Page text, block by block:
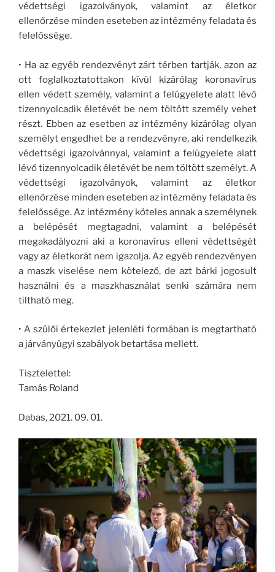
védettségi igazolványok, valamint az életkor
ellenőrzése minden eseteben az intézmény feladata és
felelőssége.
• Ha az egyéb rendezvényt zárt térben tartják, azon az
ott foglalkoztatottakon kívül kizárólag koronavírus
ellen védett személy, valamint a felügyelete alatt lévő
tizennyolcadik életévét be nem töltött személy vehet
részt. Ebben az esetben az intézmény kizárólag olyan
személyt engedhet be a rendezvényre, aki rendelkezik
védettségi igazolvánnyal, valamint a felügyelete alatt
lévő tizennyolcadik életévét be nem töltött személyt. A
védettségi igazolványok, valamint az életkor
ellenőrzése minden eseteben az intézmény feladata és
felelőssége. Az intézmény köteles annak a személynek
a belépését megtagadni, valamint a belépését
megakadályozni aki a koronavírus elleni védettségét
vagy az életkorát nem igazolja. Az egyéb rendezvényen
a maszk viselése nem kötelező, de azt bárki jogosult
használni és a maszkhasználat senki számára nem
tiltható meg.
• A szülői értekezlet jelenléti formában is megtartható
a járványügyi szabályok betartása mellett.
Tisztelettel:
Tamás Roland
Dabas, 2021. 09. 01.